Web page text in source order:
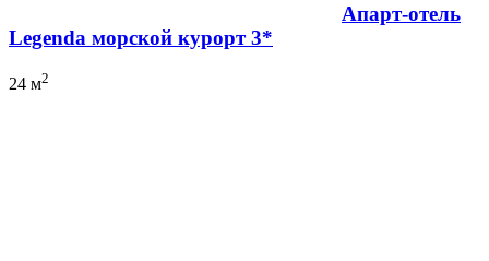
Апарт-отель
Legenda морской курорт 3*
24 м2